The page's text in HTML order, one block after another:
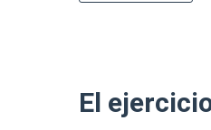
El